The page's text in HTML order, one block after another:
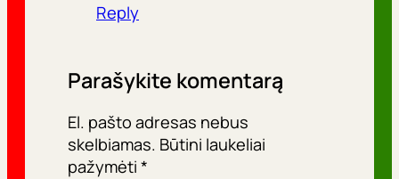
Reply
Parašykite komentarą
El. pašto adresas nebus
skelbiamas. Būtini laukeliai
pažymėti *